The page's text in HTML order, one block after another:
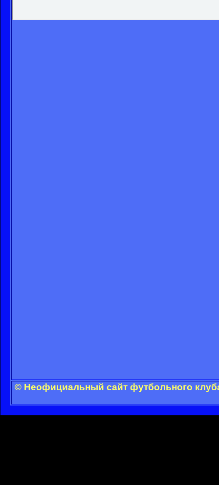
© Неофициальный сайт футбольного